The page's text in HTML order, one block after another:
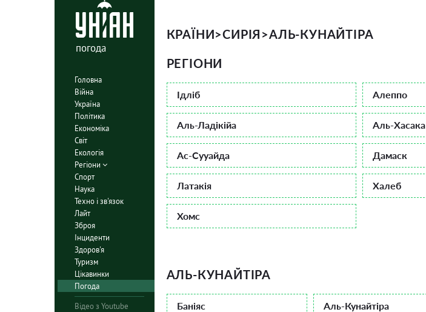
погода
Головна
Війна
Україна
Політика
Економіка
Світ
Екологія
Регіони
Спорт
Наука
Техно і зв'язок
Лайт
Зброя
Інциденти
Здоров'я
Туризм
Цікавинки
Погода
Відео з Youtube
КРАЇНИ>СИРІЯ >АЛЬ-КУНАЙТІРА
РЕГІОНИ
Ідліб Алеппо
Аль-Ладікійа Аль-Хасака
Ас-Сууайда Дамаск
Латакія Халеб
Хомс
АЛЬ-КУНАЙТІРА
Баніяс Аль-Кунайтіра